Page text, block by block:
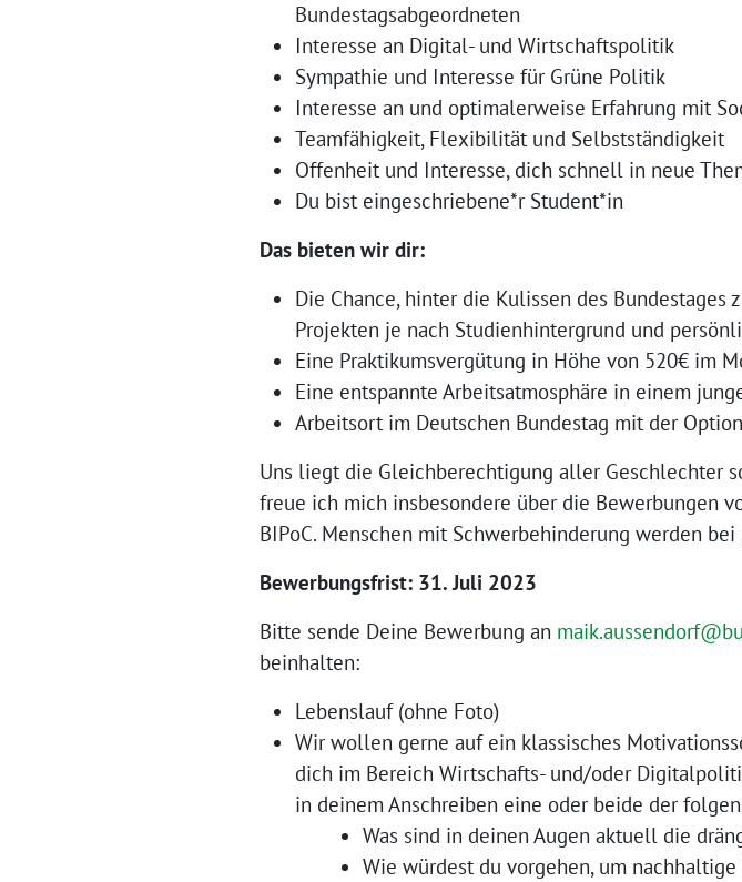
Bundestagsabgeordneten
Interesse an Digital- und Wirtschaftspolitik
Sympathie und Interesse für Grüne Politik
Interesse an und optimalerweise Erfahrung mit
Teamfähigkeit, Flexibilität und Selbstständigkeit
Offenheit und Interesse, dich schnell in neue
Du bist eingeschriebene*r Student*in
Das bieten wir dir:
Die Chance, hinter die Kulissen des
Projekten je nach Studienhintergrund und
Eine Praktikumsvergütung in Höhe von 520€ im
Eine entspannte Arbeitsatmosphäre in einem
Arbeitsort im Deutschen Bundestag mit der
Uns liegt die Gleichberechtigung aller Geschlechter
freue ich mich insbesondere über die Bewerbungen
BIPoC. Menschen mit Schwerbehinderung werden
Bewerbungsfrist: 31. Juli 2023
Bitte sende Deine Bewerbung an
beinhalten:
Lebenslauf (ohne Foto)
Wir wollen gerne auf ein klassisches
dich im Bereich Wirtschafts- und/oder
in deinem Anschreiben eine oder beide der
Was sind in deinen Augen aktuell die
Wie würdest du vorgehen, um